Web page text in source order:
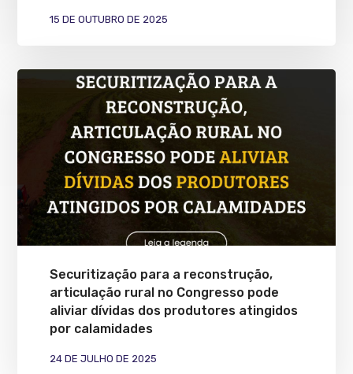
15 DE OUTUBRO DE 2025
Securitização para a reconstrução,
articulação rural no Congresso pode
aliviar dívidas dos produtores atingidos
por calamidades
24 DE JULHO DE 2025